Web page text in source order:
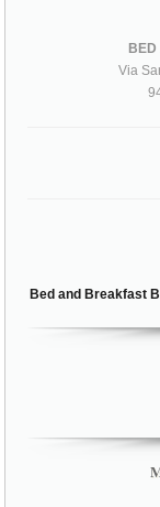
Via
Bed and Breakfast